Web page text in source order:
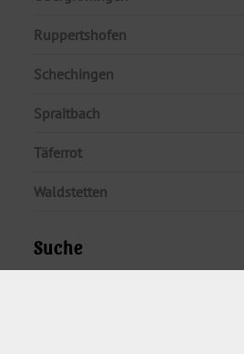
Ruppertshofen
Schechingen
Spraitbach
Täferrot
Waldstetten
Suche